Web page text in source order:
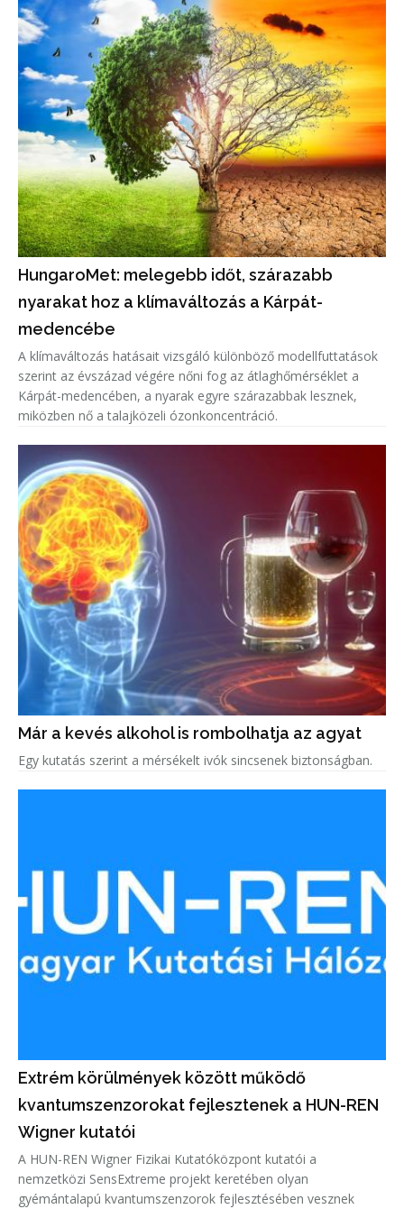
HungaroMet: melegebb időt, szárazabb
nyarakat hoz a klímaváltozás a Kárpát-
medencébe
A klímaváltozás hatásait vizsgáló különböző modellfuttatások
szerint az évszázad végére nőni fog az átlaghőmérséklet a
Kárpát-medencében, a nyarak egyre szárazabbak lesznek,
miközben nő a talajközeli ózonkoncentráció.
Már a kevés alkohol is rombolhatja az agyat
Egy kutatás szerint a mérsékelt ivók sincsenek biztonságban.
Extrém körülmények között működő
kvantumszenzorokat fejlesztenek a HUN-REN
Wigner kutatói
A HUN-REN Wigner Fizikai Kutatóközpont kutatói a
nemzetközi SensExtreme projekt keretében olyan
gyémántalapú kvantumszenzorok fejlesztésében vesznek